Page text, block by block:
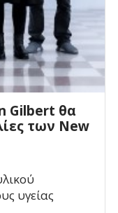
Gilbert θα
των New
υγείας